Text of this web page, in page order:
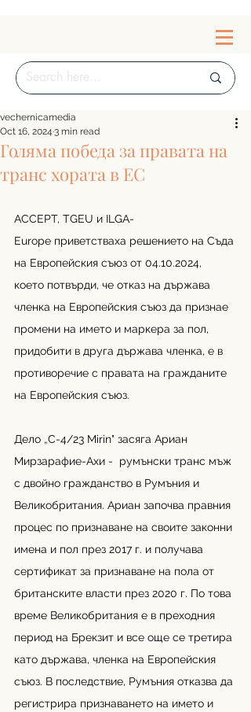
Голяма победа за правата на
транс хората в ЕС
vechernicamedia
Oct 16, 2024 3 min read
ACCEPT, TGEU и ILGA-
Europe приветстваха решението на Съда
на Европейския съюз от 04.10.2024,
което потвърди, че отказ на държава
членка на Европейския съюз да признае
промени на името и маркера за пол,
придобити в друга държава членка, е в
противоречие с правата на гражданите
на Европейския съюз.
Дело „C-4/23 Mirin" засяга Ариан
Мирзарафие-Ахи -  румънски транс мъж
с двойно гражданство в Румъния и
Великобритания. Ариан започва правния
процес по признаване на своите законни
имена и пол през 2017 г. и получава
сертификат за признаване на пола от
британските власти през 2020 г. По това
време Великобритания е в преходния
период на Брекзит и все още се третира
като държава, членка на Европейския
съюз. В последствие, Румъния отказва да
регистрира признаването на името и